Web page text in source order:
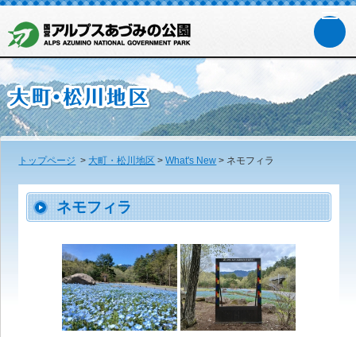
トップページ > 大町・松川地区 > What's New > ネモフィラ
ネモフィラ